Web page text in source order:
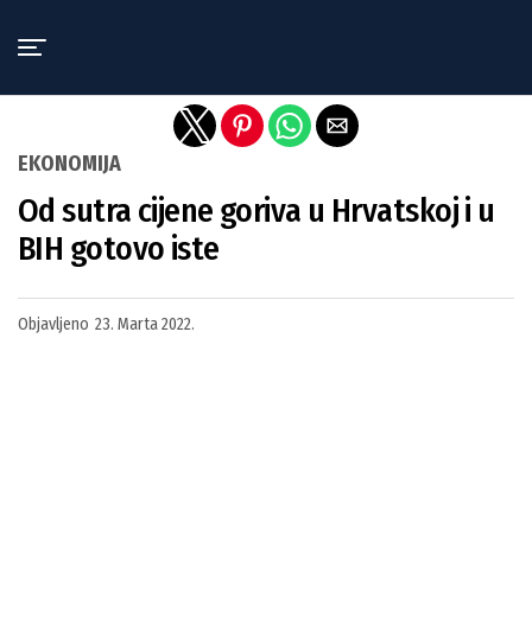
EKONOMIJA
Od sutra cijene goriva u Hrvatskoj i u
BIH gotovo iste
Objavljeno 23. Marta 2022.